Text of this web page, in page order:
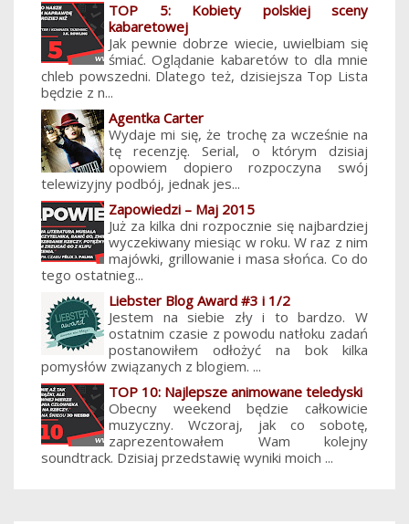
TOP 5: Kobiety polskiej sceny
kabaretowej
Jak pewnie dobrze wiecie, uwielbiam się
śmiać. Oglądanie kabaretów to dla mnie
chleb powszedni. Dlatego też, dzisiejsza Top Lista
będzie z n...
Agentka Carter
Wydaje mi się, że trochę za wcześnie na
tę recenzję. Serial, o którym dzisiaj
opowiem dopiero rozpoczyna swój
telewizyjny podbój, jednak jes...
Zapowiedzi – Maj 2015
Już za kilka dni rozpocznie się najbardziej
wyczekiwany miesiąc w roku. W raz z nim
majówki, grillowanie i masa słońca. Co do
tego ostatnieg...
Liebster Blog Award #3 i 1/2
Jestem na siebie zły i to bardzo. W
ostatnim czasie z powodu natłoku zadań
postanowiłem odłożyć na bok kilka
pomysłów związanych z blogiem. ...
TOP 10: Najlepsze animowane teledyski
Obecny weekend będzie całkowicie
muzyczny. Wczoraj, jak co sobotę,
zaprezentowałem Wam kolejny
soundtrack. Dzisiaj przedstawię wyniki moich ...